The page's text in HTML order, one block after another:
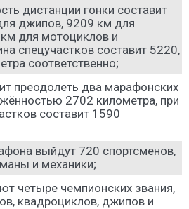
дистанции гонки составит
джипов, 9209 км для
для мотоциклов и
спецучастков составит 5220,
соответственно;
преодолеть два марафонских
2702 километра, при
составит 1590
выйдут 720 спортсменов,
и механики;
четыре чемпионских звания,
квадроциклов, джипов и